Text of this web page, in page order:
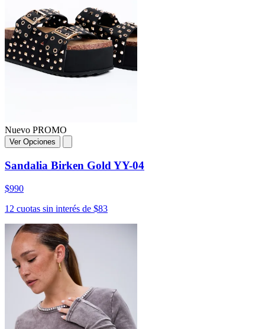
Nuevo PROMO
Ver Opciones
Sandalia Birken Gold YY-04
$990
12 cuotas sin interés de $83